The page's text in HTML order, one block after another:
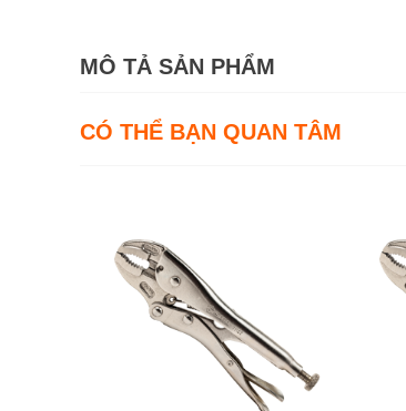
MÔ TẢ SẢN PHẨM
CÓ THỂ BẠN QUAN TÂM